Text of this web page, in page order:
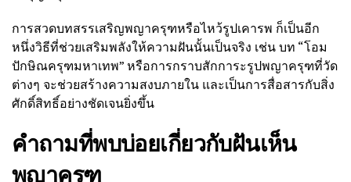
การสวดบทสรรเสริญพญาครุฑหรือไหว้รูปเคารพ ก็เป็นอีก
หนึ่งวิธีที่ช่วยเสริมพลังให้ความฝันนั้นเป็นจริง เช่น บท “โอม
ปักษิณครุฑมหาเทพ” หรือการกราบสักการะรูปพญาครุฑที่วัด
ต่างๆ จะช่วยสร้างความสงบภายใน และเป็นการสื่อสารกับสิ่ง
ศักดิ์สิทธิ์อย่างชัดเจนยิ่งขึ้น
คำถามที่พบบ่อยเกี่ยวกับฝันเห็น
พญาครุฑ